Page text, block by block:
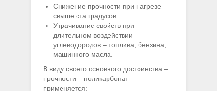
Снижение прочности при нагреве
свыше ста градусов.
Утрачивание свойств при
длительном воздействии
углеводородов – топлива, бензина,
машинного масла.
В виду своего основного достоинства –
прочности – поликарбонат
применяется: